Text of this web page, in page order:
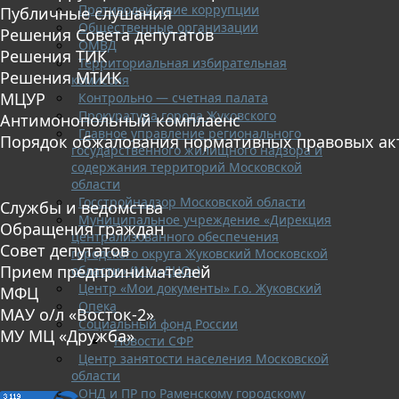
Противодействие коррупции
Общественные организации
ОМВД
Территориальная избирательная
комиссия
Контрольно — счетная палата
Прокуратура города Жуковского
Главное управление регионального
государственного жилищного надзора и
содержания территорий Московской
области
Госстройнадзор Московской области
Муниципальное учреждение «Дирекция
централизованного обеспечения
городского округа Жуковский Московской
области» (МУ «ДЦО»)
Центр «Мои документы» г.о. Жуковский
Опека
Социальный фонд России
Новости СФР
Центр занятости населения Московской
области
ОНД и ПР по Раменскому городскому
Публичные слушания
Решения Совета депутатов
Решения ТИК
Решения МТИК
МЦУР
Антимонопольный комплаенс
Порядок обжалования нормативных правовых
Службы и ведомства
Обращения граждан
Совет депутатов
Прием предпринимателей
МФЦ
МАУ о/л «Восток-2»
МУ МЦ «Дружба»